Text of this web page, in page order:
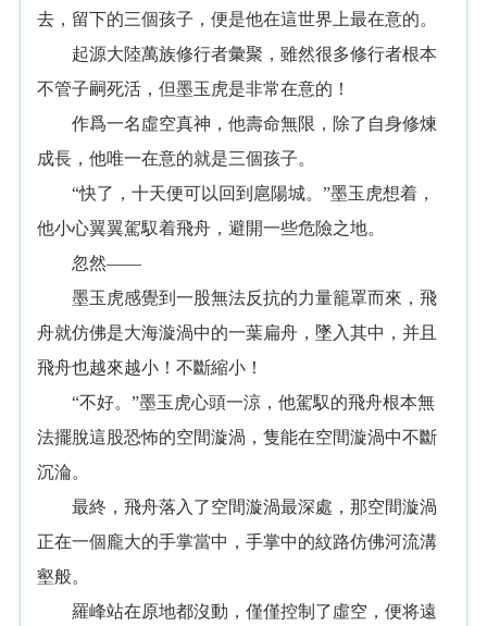
去，留下的三個孩子，便是他在這世界上最在意的。
起源大陸萬族修行者彙聚，雖然很多修行者根本
不管子嗣死活，但墨玉虎是非常在意的！
作爲一名虛空真神，他壽命無限，除了自身修煉
成長，他唯一在意的就是三個孩子。
“快了，十天便可以回到扈陽城。”墨玉虎想着，
他小心翼翼駕馭着飛舟，避開一些危險之地。
忽然——
墨玉虎感覺到一股無法反抗的力量籠罩而來，飛
舟就仿佛是大海漩渦中的一葉扁舟，墜入其中，并且
飛舟也越來越小！不斷縮小！
“不好。”墨玉虎心頭一涼，他駕馭的飛舟根本無
法擺脫這股恐怖的空間漩渦，隻能在空間漩渦中不斷
沉淪。
最終，飛舟落入了空間漩渦最深處，那空間漩渦
正在一個龐大的手掌當中，手掌中的紋路仿佛河流溝
壑般。
羅峰站在原地都沒動，僅僅控制了虛空，便将遠